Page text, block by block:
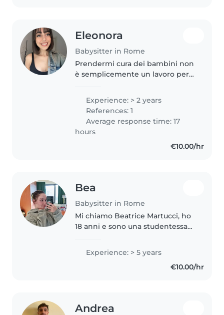
Eleonora
Babysitter in Rome
Prendermi cura dei bambini non
è semplicemente un lavoro per
due anni di esperienza come
babysitter con bambini di tutte
le età, offro un ambiente
sereno,..
Experience: > 2 years
References: 1
Average response time: 17
hours
€10.00/hr
Bea
Babysitter in Rome
Mi chiamo Beatrice Martucci, ho
18 anni e sono una studentessa
esperienza con bambini, sono
una ragazza indipendente, e mi
Experience: > 5 years
€10.00/hr
Andrea